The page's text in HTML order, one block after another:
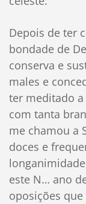
Depois de ter
bondade de
conserva e
males e
ter meditado
com tanta
me chamou a
doces e
este N… ano
oposições